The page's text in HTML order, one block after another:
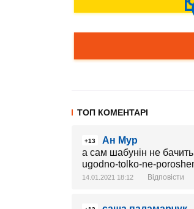
ТОП КОМЕНТАРІ
+13
Ан Мур
а сам шабунін не
ugodno-tolko-ne-
14.01.2021 18:12 Відповісти